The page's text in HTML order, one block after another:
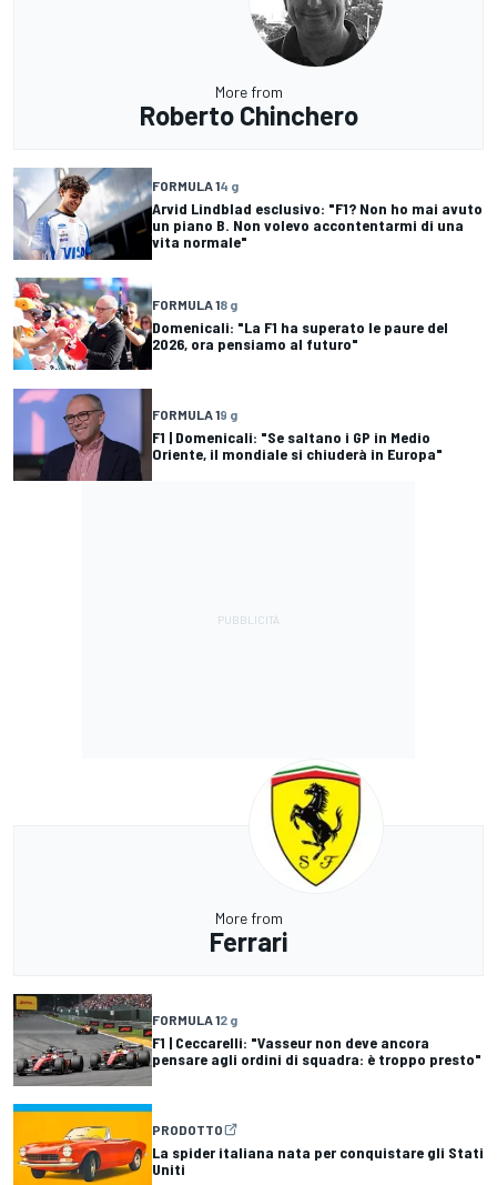
More from
Roberto Chinchero
FORMULA 14 g
Arvid Lindblad esclusivo: "F1? Non ho mai avuto
un piano B. Non volevo accontentarmi di una
vita normale"
FORMULA 18 g
Domenicali: "La F1 ha superato le paure del
2026, ora pensiamo al futuro"
FORMULA 19 g
F1 | Domenicali: "Se saltano i GP in Medio
Oriente, il mondiale si chiuderà in Europa"
More from
Ferrari
FORMULA 12 g
F1 | Ceccarelli: "Vasseur non deve ancora
pensare agli ordini di squadra: è troppo presto"
PRODOTTO
La spider italiana nata per conquistare gli Stati
Uniti